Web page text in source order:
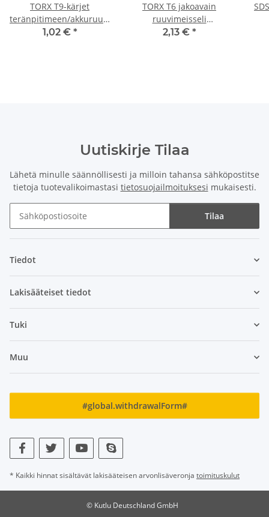
TORX T9-kärjet
teränpitimeen/akkuruuvimeisseliin/iskuavaimen
materiaaliin 25 mm
1,02 € *
TORX T6 jakoavain
ruuvimeisseli
ruuvimeisseli
2,13 € *
Uutiskirje Tilaa
Lähetä minulle säännöllisesti ja milloin tahansa sähköpostitse
tietoja tuotevalikoimastasi tietosuojailmoituksesi mukaisesti.
Tilaa
Tiedot
Lakisääteiset tiedot
Tuki
Muu
#global.withdrawalForm#
* Kaikki hinnat sisältävät lakisääteisen arvonlisäveronja toimituskulut
© Kutlu Deutschland GmbH